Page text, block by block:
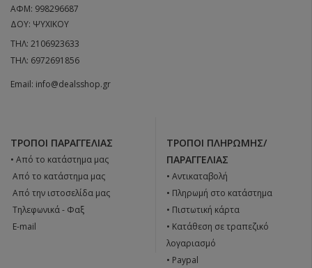
ΑΦΜ: 998296687
ΔΟΥ: ΨΥΧΙΚΟΥ
ΤΗΛ: 2106923633
ΤΗΛ: 6972691856
Email: info@dealsshop.gr
ΤΡΌΠΟΙ ΠΑΡΑΓΓΕΛΊΑΣ
• Από το κατάστημα μας
 Από το κατάστημα μας
 Από την ιστοσελίδα μας
 Tηλεφωνικά - Φαξ
 E-mail
ΤΡΌΠΟΙ ΠΛΗΡΩΜΉΣ/
ΠΑΡΑΓΓΕΛΊΑΣ
• Αντικαταβολή
• Πληρωμή στο κατάστημα
• Πιστωτική κάρτα
• Κατάθεση σε τραπεζικό
λογαριασμό
• Paypal